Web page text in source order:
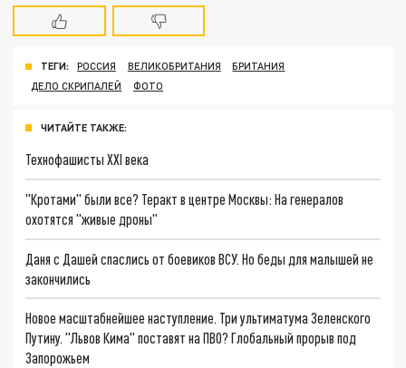
ТЕГИ: РОССИЯ ВЕЛИКОБРИТАНИЯ
БРИТАНИЯ
ДЕЛО СКРИПАЛЕЙ
ФОТО
ЧИТАЙТЕ ТАКЖЕ:
Технофашисты XXI века
"Кротами" были все? Теракт в центре Москвы: На генералов
охотятся "живые дроны"
Даня с Дашей спаслись от боевиков ВСУ. Но беды для малышей не
закончились
Новое масштабнейшее наступление. Три ультиматума Зеленского
Путину. "Львов Кима" поставят на ПВО? Глобальный прорыв под
Запорожьем